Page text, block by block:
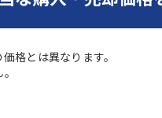
格とは異なります。